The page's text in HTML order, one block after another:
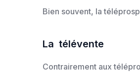
Bien souvent, la
La télévente
Contrairement aux